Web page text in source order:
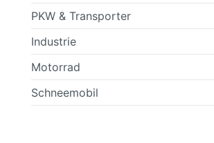
PKW & Transporter
Industrie
Motorrad
Schneemobil